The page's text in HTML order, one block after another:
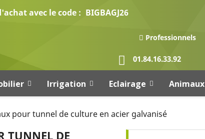
avec le code : BIGBAGJ26
Professionnels
01.84.16.33.92
Irrigation Eclairage Animaux
pour tunnel de culture en acier galvanisé
TUNNEL DE